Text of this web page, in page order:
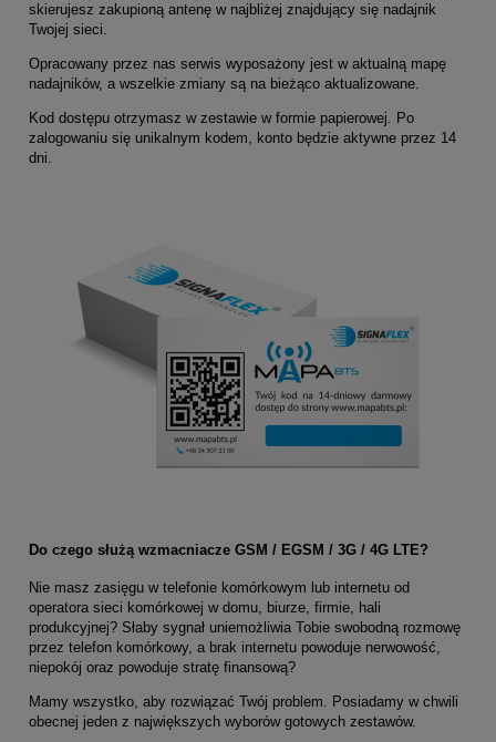
skierujesz zakupioną antenę w najbliżej znajdujący się nadajnik
Twojej sieci.
Opracowany przez nas serwis wyposażony jest w aktualną mapę
nadajników, a wszelkie zmiany są na bieżąco aktualizowane.
Kod dostępu otrzymasz w zestawie w formie papierowej. Po
zalogowaniu się unikalnym kodem, konto będzie aktywne przez 14
dni.
Do czego służą wzmacniacze GSM / EGSM / 3G / 4G LTE?
Nie masz zasięgu w telefonie komórkowym lub internetu od
operatora sieci komórkowej w domu, biurze, firmie, hali
produkcyjnej? Słaby sygnał uniemożliwia Tobie swobodną rozmowę
przez telefon komórkowy, a brak internetu powoduje nerwowość,
niepokój oraz powoduje stratę finansową?
Mamy wszystko, aby rozwiązać Twój problem. Posiadamy w chwili
obecnej jeden z największych wyborów gotowych zestawów.